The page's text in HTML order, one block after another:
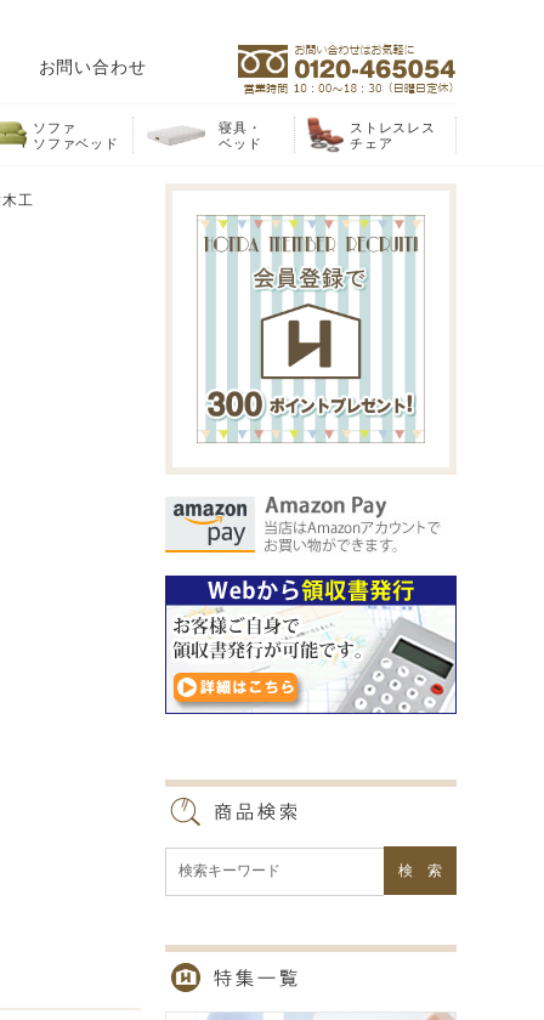
お問い合わせ
ソファ
ソファベッド
寝具・
ベッド
ストレスレス
チェア
工